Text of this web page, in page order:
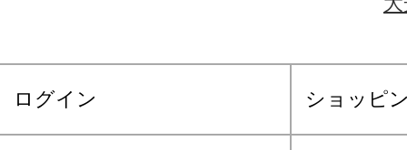
ログイン ショッピ